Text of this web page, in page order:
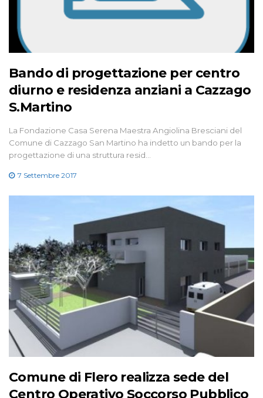
Bando di progettazione per centro
diurno e residenza anziani a Cazzago
S.Martino
La Fondazione Casa Serena Maestra Angiolina Bresciani del
Comune di Cazzago San Martino ha indetto un bando per la
progettazione di una struttura resid…
7 Settembre 2017
Comune di Flero realizza sede del
Centro Operativo Soccorso Pubblico